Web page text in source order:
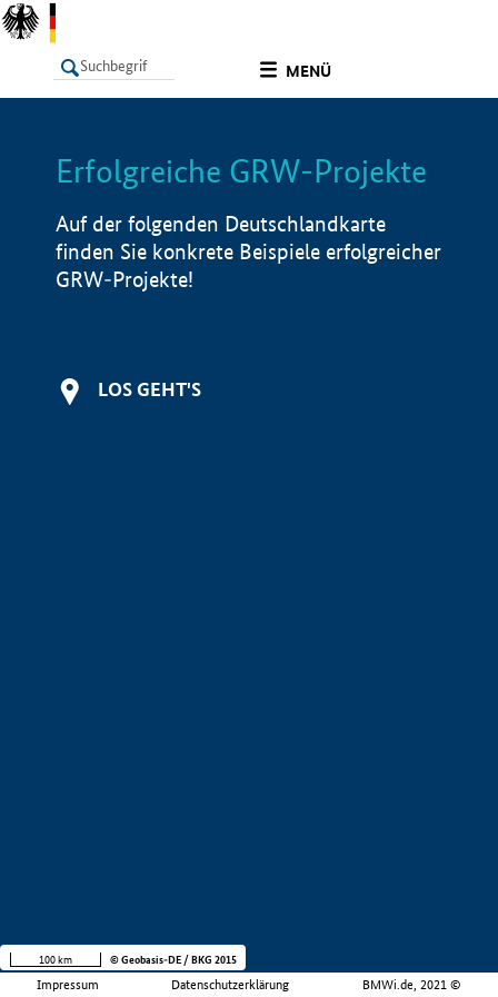
MENÜ
LISTE Info
Erfolgreiche GRW-Projekte
Auf der folgenden Deutschlandkarte
finden Sie konkrete Beispiele erfolgreicher
GRW-Projekte!
LOS GEHT'S
Impressum Datenschutzerklärung BMWi.de, 2021 ©
100 km © Geobasis-DE / BKG 2015